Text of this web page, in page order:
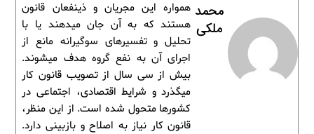
همواره این مجریان و ذینفعان قانون
هستند که به آن جان می­دهند یا با
تحلیل و تفسیرهای سوگیرانه مانع از
اجرای آن به نفع گروه هدف می­شوند.
بیش از سی سال از تصویب قانون کار
می­گذرد و شرایط اقتصادی، اجتماعی در
کشورها متحول شده است. از این منظر،
قانون کار نیاز به اصلاح و بازبینی دارد.
محمد
ملکی